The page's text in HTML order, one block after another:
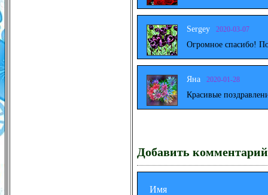
Sergey 2020-03-07
Огромное спасибо!
Яна 2020-01-28
Красивые
Добавить комментарий
Имя